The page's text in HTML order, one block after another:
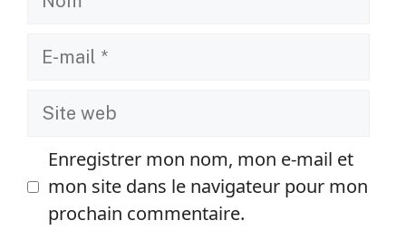
Site
Enregistrer mon nom, mon e-mail et
mon site dans le navigateur pour mon
prochain commentaire.